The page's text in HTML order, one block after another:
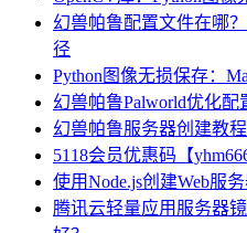
幻兽帕鲁配置文件在哪
径
Python图像无损保存：
幻兽帕鲁Palworld优化配
幻兽帕鲁服务器创建教
5118会员优惠码【
使用Node.js创建Web服
腾讯云轻量应用服务器